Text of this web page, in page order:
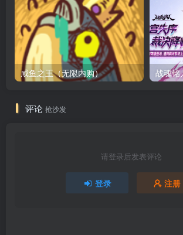
咸鱼之王（无限内购）
评论 抢沙发
请登录后发表评论
登录 注册